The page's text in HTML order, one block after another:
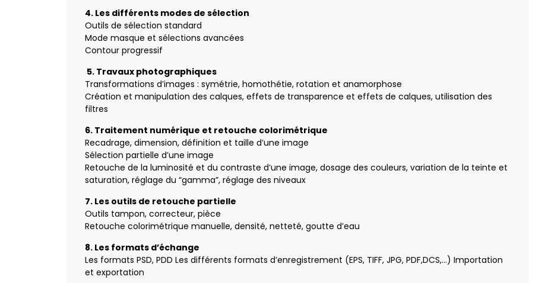
4. Les différents modes de sélection
Outils de sélection standard
Mode masque et sélections avancées
Contour progressif
5. Travaux photographiques
Transformations d’images : symétrie, homothétie, rotation et anamorphose
Création et manipulation des calques, effets de transparence et effets de calques, utilisation des
filtres
6. Traitement numérique et retouche colorimétrique
Recadrage, dimension, définition et taille d’une image
Sélection partielle d’une image
Retouche de la luminosité et du contraste d’une image, dosage des couleurs, variation de la teinte et
saturation, réglage du “gamma”, réglage des niveaux
7. Les outils de retouche partielle
Outils tampon, correcteur, pièce
Retouche colorimétrique manuelle, densité, netteté, goutte d’eau
8. Les formats d’échange
Les formats PSD, PDD Les différents formats d’enregistrement (EPS, TIFF, JPG, PDF,DCS,…) Importation
et exportation